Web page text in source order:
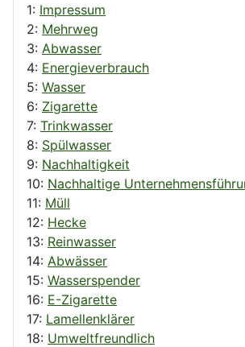
1: Impressum
2: Mehrweg
3: Abwasser
4: Energieverbrauch
5: Wasser
6: Zigarette
7: Trinkwasser
8: Spülwasser
9: Nachhaltigkeit
10: Nachhaltige
11: Müll
12: Hecke
13: Reinwasser
14: Abwässer
15: Wasserspender
16: E-Zigarette
17: Lamellenklärer
18: Umweltfreundlich